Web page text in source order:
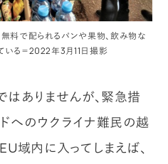
料で配られるパンや果物、飲み物な
いる＝2022年3月11日撮影
ありませんが、緊急措
へのウクライナ難民の越
域内に入ってしまえば、